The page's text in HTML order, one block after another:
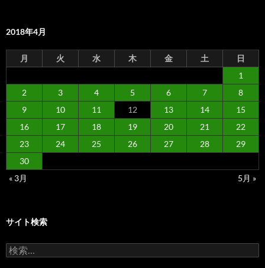
2018年4月
月 火 水 木 金 土
日
1
2
3 4 5 6 7
8
9
10 11 12 13 14
15
16
17 18 19 20 21
22
23
24 25 26 27 28
29
30
« 3月
5月 »
サイト検索
検
索: